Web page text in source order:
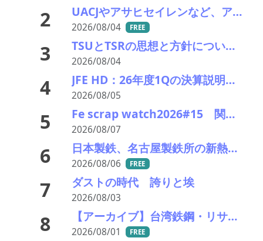
2 UACJやアサヒセイレンなど、アルミニウムのアップグレードリサイクル実用化開発を開始
2026/08/04 FREE
3 TSUとTSRの思想と方針について考える
2026/08/04
4 JFE HD：26年度1Qの決算説明会を開催。売上高のみ上方修正
2026/08/05
5 Fe scrap watch2026#15 関東鉄源続落で東京製鐵が追従－在庫も潤沢で国内の下げ基調色濃く
2026/08/07
6 日本製鉄、名古屋製鉄所の新熱延ラインを竣工
2026/08/06 FREE
7 ダストの時代 誇りと埃
2026/08/03
8 【アーカイブ】台湾鉄鋼・リサイクル産業視察ツアー
2026/08/01 FREE